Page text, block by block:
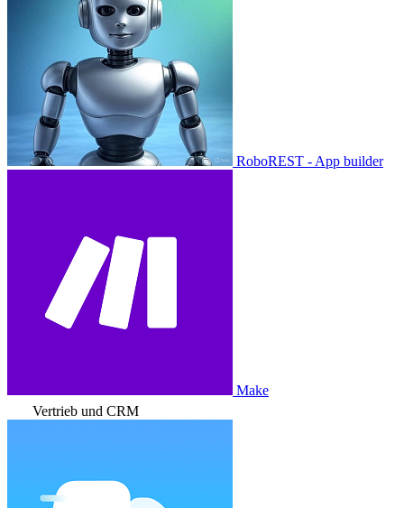
RoboREST - App builder
Make
Vertrieb und CRM